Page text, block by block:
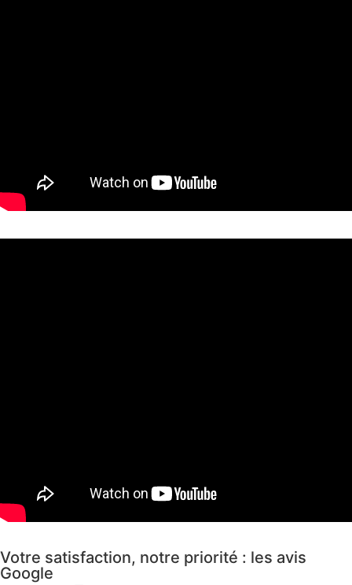
Votre satisfaction, notre priorité : les avis
Google